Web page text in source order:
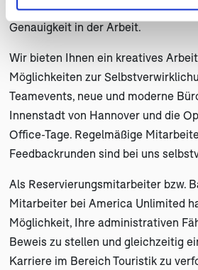
Mitarbeiter mit einem Auge fürs
Genauigkeit in der Arbeit.
Wir bieten Ihnen ein kreatives
Möglichkeiten zur
Teamevents, neue und moderne
Innenstadt von Hannover und die
Office-Tage. Regelmäßige
Feedbackrunden sind bei uns
Als Reservierungsmitarbeiter bzw.
Mitarbeiter bei America Unlimited
Möglichkeit, Ihre administrativen
Beweis zu stellen und gleichzeitig
Karriere im Bereich Touristik zu